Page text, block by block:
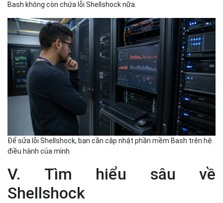
Bash không còn chứa lỗi Shellshock nữa.
Để sửa lỗi Shellshock, bạn cần cập nhật phần mềm Bash trên hệ
điều hành của mình
V. Tìm hiểu sâu về
Shellshock